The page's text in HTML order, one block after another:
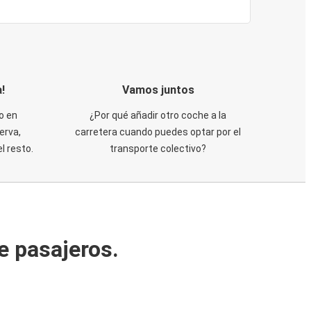
en
resto.
Vamos juntos
¿Por qué añadir otro coche a la
carretera cuando puedes optar por el
transporte colectivo?
pasajeros.